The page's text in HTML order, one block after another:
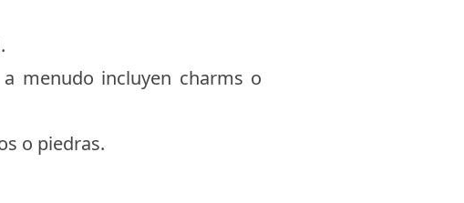
menudo incluyen charms o
o piedras.